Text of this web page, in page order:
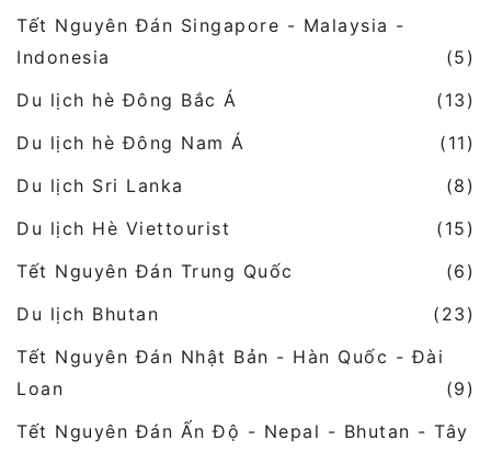
Tết Nguyên Đán Singapore - Malaysia -
Indonesia
(5)
Du lịch hè Đông Bắc Á
(13)
Du lịch hè Đông Nam Á
(11)
Du lịch Sri Lanka
(8)
Du lịch Hè Viettourist
(15)
Tết Nguyên Đán Trung Quốc
(6)
Du lịch Bhutan
(23)
Tết Nguyên Đán Nhật Bản - Hàn Quốc - Đài
Loan
(9)
Tết Nguyên Đán Ấn Độ - Nepal - Bhutan - Tây